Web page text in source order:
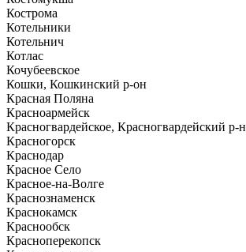
Кострома
Котельники
Котельнич
Котлас
Кочубеевское
Кошки, Кошкинский р-он
Красная Поляна
Красноармейск
Красногвардейское, Красногвардейский р-н
Красногорск
Краснодар
Красное Село
Красное-на-Волге
Краснознаменск
Краснокамск
Краснообск
Красноперекопск